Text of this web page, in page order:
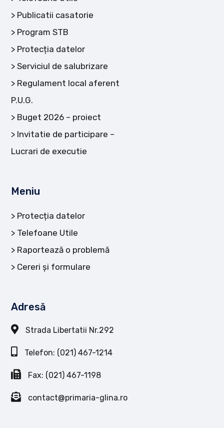
Publicatii casatorie
Program STB
Protecția datelor
Serviciul de salubrizare
Regulament local aferent
P.U.G.
Buget 2026 – proiect
Invitatie de participare –
Lucrari de executie
Meniu
Protecția datelor
Telefoane Utile
Raportează o problemă
Cereri și formulare
Adresă
Strada Libertatii Nr.292
Telefon: (021) 467-1214
Fax: (021) 467-1198
contact@primaria-glina.ro